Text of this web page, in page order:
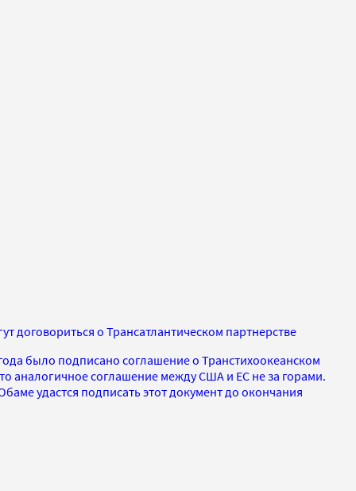
договориться о Трансатлантическом партнерстве
было подписано соглашение о Транстихоокеанском
аналогичное соглашение между США и ЕС не за горами.
удастся подписать этот документ до окончания